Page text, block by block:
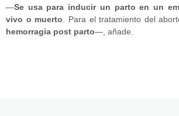
—Se usa para inducir un parto en un
vivo o muerto . Para el tratamiento del
hemorragia post parto—, añade.